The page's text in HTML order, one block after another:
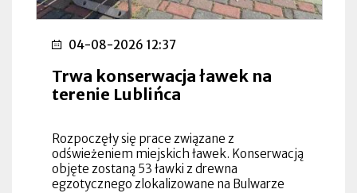
04-08-2026 12:37
Trwa konserwacja ławek na
terenie Lublińca
Rozpoczęły się prace związane z
odświeżeniem miejskich ławek. Konserwacją
objęte zostaną 53 ławki z drewna
egzotycznego zlokalizowane na Bulwarze